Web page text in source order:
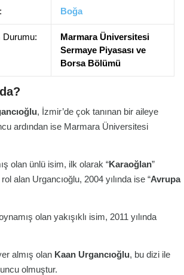
Boğa
Durumu:
Marmara Üniversitesi
Sermaye Piyasası ve
Borsa Bölümü
, İzmir’de çok tanınan bir aileye
ardından ise Marmara Üniversitesi
olan ünlü isim, ilk olarak “Karaoğlan”
alan Urgancıoğlu, 2004 yılında ise “Avrupa
olan yakışıklı isim, 2011 yılında
almış olan Kaan Urgancıoğlu, bu dizi ile
olmuştur.